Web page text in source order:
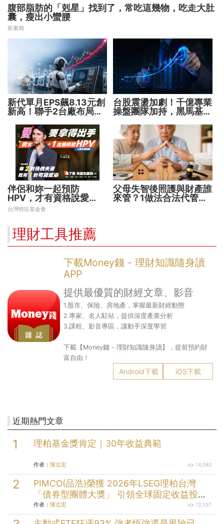
腹部脂肪的「剋星」找到了，常吃這幾物，吃走大肚
囊，瘦出小蠻腰
新素簡
新代單月EPS飆8.13元創
新高！聯手2台廠布局機
台股震盪加劇！千億專業
操盤團隊加持，黑馬基金
伴侶和妳一起預防
HPV，才有資格說愛
妳！
台灣癌症基金會
父母失智後照護與財產誰
來管？1做法合法代管財
理財工具推薦
下載Money錢 - 理財知識隨身讀
APP
提供最優質的財經文章、影音
1.股市、保險、房地產，掌握最新財經動態
2.專家、名人駐站，提供深度產業分析
3.課程、影音專區，讓動手深度學習
下載【Money錢 - 理財知識隨身讀】，提前預約財
富自由！
Android下載 iOS下載
近期熱門文章
理柏基金獎肯定｜30年收益典範
作者： 陳志宏 14,080
PIMCO(品浩)榮獲 2026年LSEG理柏台灣
「債券型團體大獎」 引領全球固定收益投資
逾半世紀的投資實力
作者： 陳志宏 13,557